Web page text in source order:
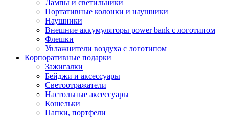
Лампы и светильники
Портативные колонки и наушники
Наушники
Внешние аккумуляторы power bank с логотипом
Флешки
Увлажнители воздуха с логотипом
Корпоративные подарки
Зажигалки
Бейджи и аксессуары
Светоотражатели
Настольные аксессуары
Кошельки
Папки, портфели